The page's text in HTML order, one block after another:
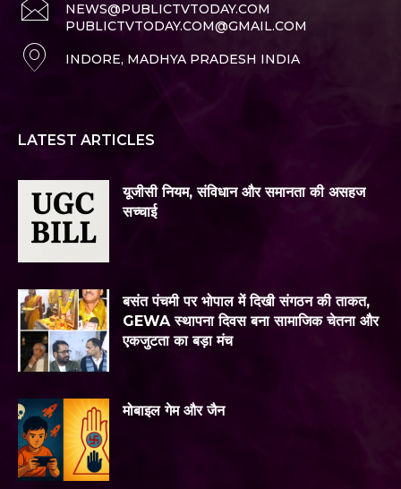
NEWS@PUBLICTVTODAY.COM
PUBLICTVTODAY.COM@GMAIL.COM
INDORE, MADHYA PRADESH INDIA
LATEST ARTICLES
यूजीसी नियम, संविधान और समानता की असहज
सच्चाई
बसंत पंचमी पर भोपाल में दिखी संगठन की ताकत,
GEWA स्थापना दिवस बना सामाजिक चेतना और
एकजुटता का बड़ा मंच
मोबाइल गेम और जैन